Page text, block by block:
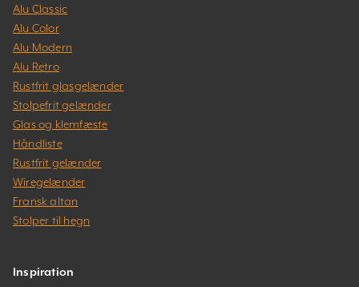
Alu Classic
Alu Color
Alu Modern
Alu Retro
Rustfrit glasgelænder
Stolpefrit gelænder
Glas og klemfæste
Håndliste
Rustfrit gelænder
Wiregelænder
Fransk altan
Stolper til hegn
Inspiration